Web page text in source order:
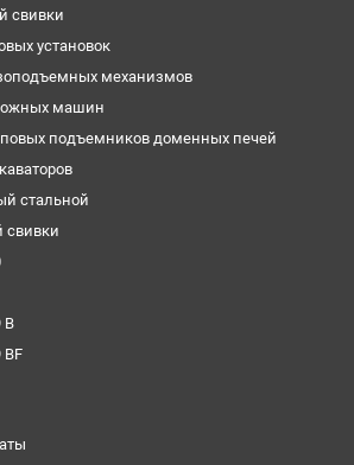
свивки
установок
механизмов
машин
подъемников доменных печей
стальной
свивки
B